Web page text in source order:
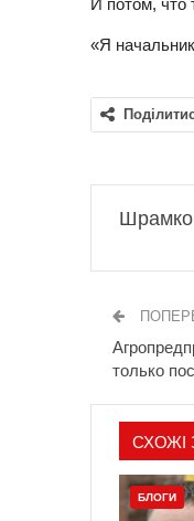
«Я
только
СХОЖІ
БЛОГИ